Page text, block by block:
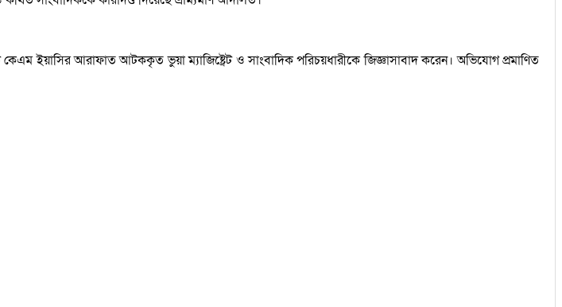
ইয়াসির আরাফাত আটককৃত ভুয়া ম্যাজিষ্ট্রেট ও সাংবাদিক পরিচয়ধারীকে জিজ্ঞাসাবাদ করেন। অভিযোগ প্রমাণিত